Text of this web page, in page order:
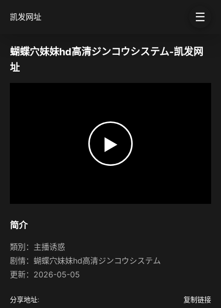
凯发网址 ☰
蝴蝶穴妹妹hd高清ジンコウシステム-凯发网
址
▶
简介
類別： 主播诱惑
剧情： 蝴蝶穴妹妹hd高清ジンコウシステム
更新：2026-05-05
分享地址: 复制链接